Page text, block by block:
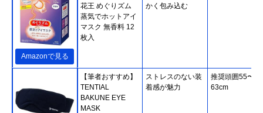
Amazonで見る
花王 めぐりズム
蒸気でホットアイ
マスク 無香料 12
枚入
かく包み込む
【筆者おすすめ】
TENTIAL
BAKUNE EYE
MASK
ストレスのない装
着感が魅力
推奨頭囲55〜
63cm